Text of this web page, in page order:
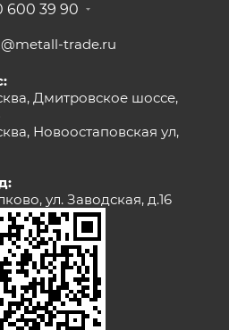
600 39 90
trade.ru
Дмитровское шоссе,
Новоостаповская ул,
ул. Заводская, д.16